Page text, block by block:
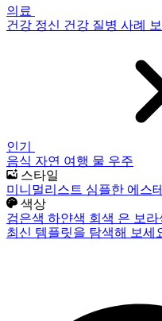
의료
건강 정신 건강 질병 사례
인기
음식 자연 여행 물 우주
스타일
미니멀리스트 심플한 에스
색상
검은색 하얀색 회색 은 보라
최신 템플릿을 탐색해 보세